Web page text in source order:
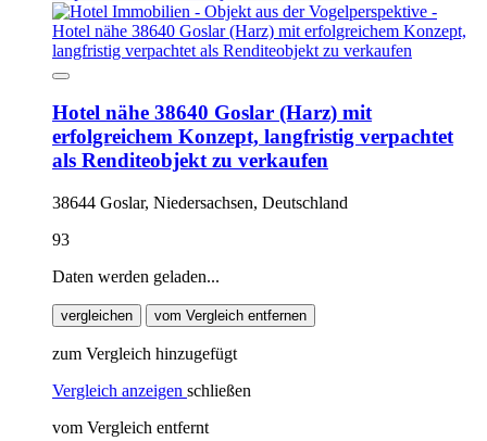
Hotel nähe 38640 Goslar (Harz) mit
erfolgreichem Konzept, langfristig verpachtet
als Renditeobjekt zu verkaufen
38644 Goslar, Niedersachsen, Deutschland
93
Daten werden geladen...
vergleichen vom Vergleich entfernen
zum Vergleich hinzugefügt
Vergleich anzeigen schließen
vom Vergleich entfernt